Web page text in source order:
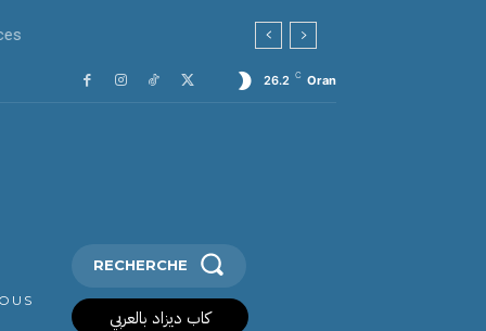
26.2 C Oran
RECHERCHE
كاب ديزاد بالعربي